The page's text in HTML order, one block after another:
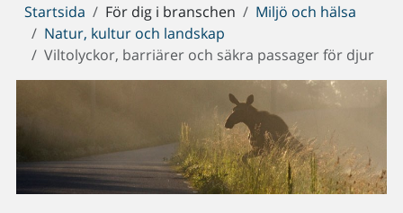
Du
är
här:
Startsida För dig i branschen
Miljö och hälsa
Natur, kultur och landskap
Viltolyckor, barriärer och säkra passager för djur